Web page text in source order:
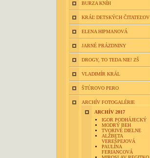
BURZA KNÍH
KRÁĽ DETSKÝCH ČITATEĽOV
ELENA HIPMANOVÁ
JARNÉ PRÁZDNINY
DROGY, TO TEDA NIE! ZŠ
VLADIMÍR KRÁL
ŠTÚROVO PERO
ARCHÍV FOTOGALÉRIE
ARCHÍV 2017
IGOR PODHÁJECKÝ
MODRÝ BEH
TVORIVÉ DIELNE
ALŽBETA
VEREŠPEJOVÁ
PAULÍNA
FERIANCOVÁ